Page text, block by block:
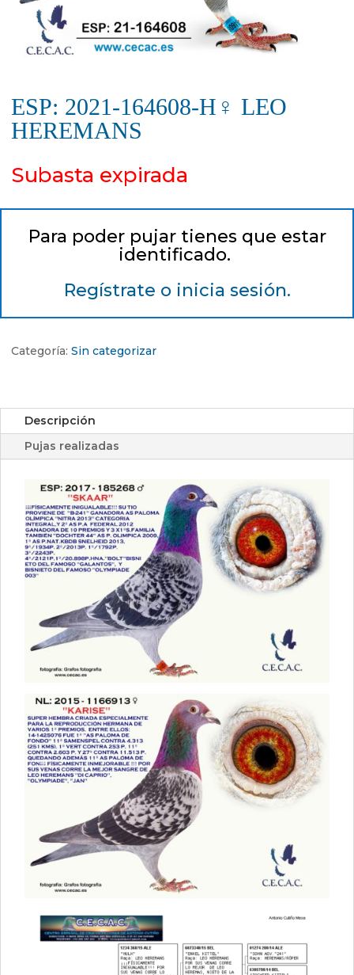
ESP: 2021-164608-H♀ LEO
HEREMANS
Subasta expirada
Para poder pujar tienes que estar
identificado.
Regístrate o inicia sesión.
Categoría: Sin categorizar
Descripción
Pujas realizadas